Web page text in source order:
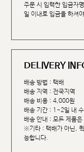
주문 시 입력한 입금자
일 이내로 입금을 하셔
DELIVERY
배송 방법 : 택배
배송 지역 : 전국지역
배송 비용 : 4,000원
배송 기간 : 1~2일 내
배송 안내 : 모든 제품
※기타 : 택배가 아닌,
능합니다.